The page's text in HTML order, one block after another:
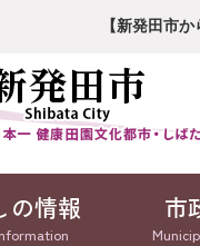
【新発田市か
の情報 市